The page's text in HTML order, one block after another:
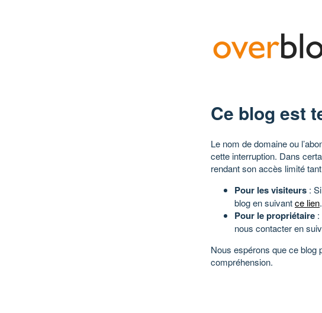
Ce blog est
Le nom de domaine ou
cette interruption. Dans
rendant son accès limité
Pour les visiteurs :
blog en suivantce lien.
Pour le propriétaire
nous contacter en
Nous espérons que ce blog
compréhension.